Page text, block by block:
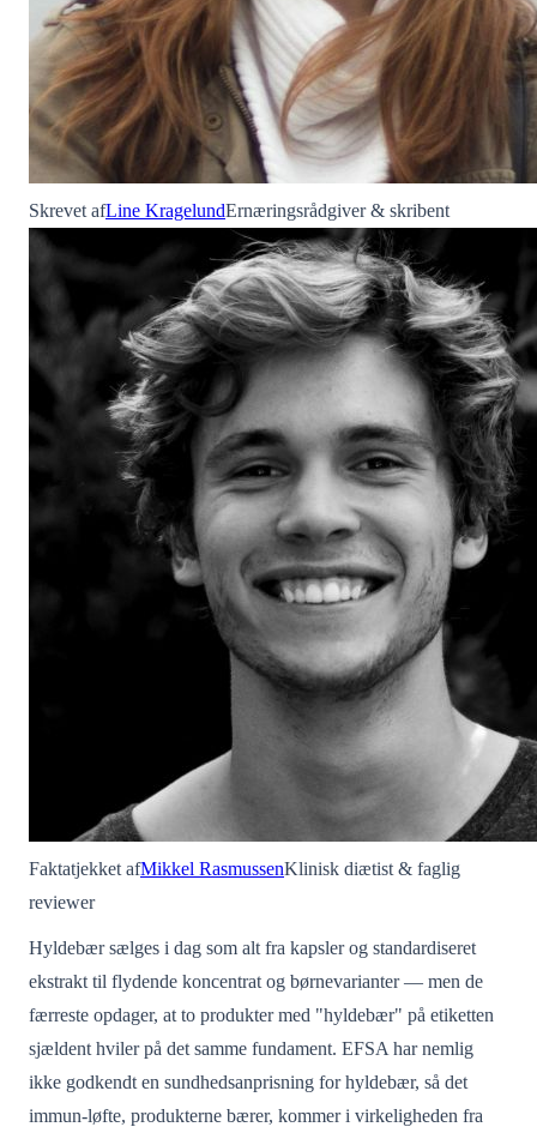
Skrevet afLine KragelundErnæringsrådgiver & skribent
Faktatjekket afMikkel RasmussenKlinisk diætist & faglig
reviewer
Hyldebær sælges i dag som alt fra kapsler og standardiseret
ekstrakt til flydende koncentrat og børnevarianter — men de
færreste opdager, at to produkter med "hyldebær" på etiketten
sjældent hviler på det samme fundament. EFSA har nemlig
ikke godkendt en sundhedsanprisning for hyldebær, så det
immun-løfte, produkterne bærer, kommer i virkeligheden fra